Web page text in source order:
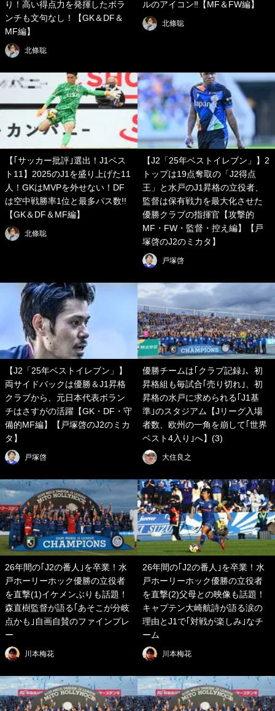
り！高い得点力を発揮したボラ
ンチも文句なし！【GK＆DF＆
MF編】
北條聡
ルのアイコン‼︎【MF＆FW編】
北條聡
【｢サッカー批評｣選出！J1ベス
ト11】2025のJ1を盛り上げた11
人！GKはMVPを外せない！DF
は空中戦勝率1位と最多パス数!!
【GK＆DF＆MF編】
北條聡
【J2「25年ベストイレブン」】2
トップは19点奪取の「J2得点
王」と水戸のJ1昇格の立役者、
監督は保有戦力を最大化させた
優勝クラブの指揮官【攻撃的
MF・FW・監督・控え編】【戸
塚啓のJ2のミカタ】
戸塚啓
【J2「25年ベストイレブン」】
両サイドバックは優勝＆J1昇格
クラブから、元日本代表ボラン
チはさすがの活躍【GK・DF・守
備的MF編】【戸塚啓のJ2のミカ
タ】
戸塚啓
優勝チームは｢クラブ記録｣、初
昇格組も毎試合｢売り切れ｣、初
昇格の水戸に求められる｢J1基
準｣のスタジアム【Jリーグ入場
者数、欧州の一角を崩して｢世界
ベスト4入り｣へ】(3)
大住良之
26年間の｢J2の番人｣を卒業！水
戸ホーリーホック優勝の立役者
を直撃(1)イケメンぶりも話題！
森直樹監督が語る｢あそこが分岐
点かも｣自画自賛のファインプレ
ー
川本梅花
26年間の｢J2の番人｣を卒業！水
戸ホーリーホック優勝の立役者
を直撃(2)父母との映像も話題！
キャプテン大崎航詩が語る涙の
理由とJ1で｢対戦が楽しみ｣なチ
ーム
川本梅花